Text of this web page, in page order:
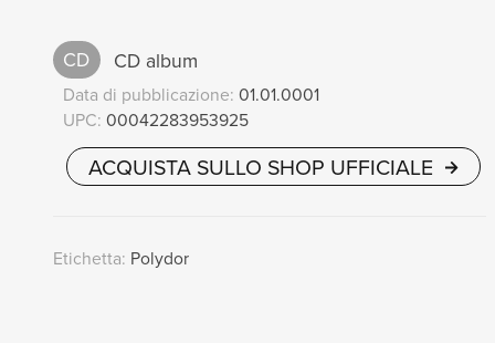
CD CD album
Data di pubblicazione: 01.01.0001
UPC: 00042283953925
ACQUISTA SULLO SHOP UFFICIALE
Etichetta: Polydor